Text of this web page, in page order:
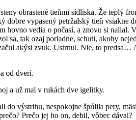
obrastené tieňmi sídliska. Že
dobre vypasený petržalský tieň
hovno vedia o počasí, a znovu si
sa, tak ozaj poriadne, schuti, akoby
akýsi zvuk. Ustrnul. Nie, to predsa…
od dverí.
a už mal v rukách dve igelitky.
do výstrihu, nespokojne špúlila pery,
Prečo jej ho on, debil, vôbec dával?